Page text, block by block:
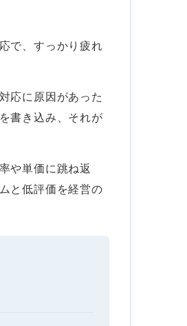
で、すっかり疲れ
応に原因があった
書き込み、それが
や単価に跳ね返
と低評価を経営の